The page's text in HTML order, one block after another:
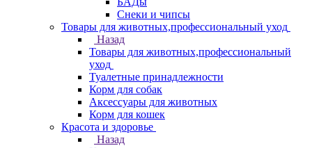
Снеки и чипсы
Товары для животных,профессиональный уход
Назад
Товары для животных,профессиональный
уход
Туалетные принадлежности
Корм для собак
Аксессуары для животных
Корм для кошек
Красота и здоровье
Назад